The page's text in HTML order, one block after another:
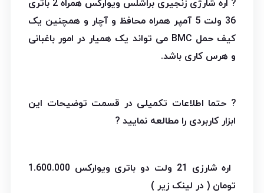
? اره شارژی زنجیری براشلس ویوارکس همراه 2 باتری
36 ولت 5 آمپر همراه محافظ و آچار و همچنین یک
کیف حمل BMC می تواند یک همیار در امور باغبانی
و هرس کاری باشد.
? حتما اطلاعات تکمیلی در قسمت توضیحات این
ابزار کاربردی را مطالعه نمایید ?
اره شارزی 21 ولت دو باتری ویوارکس 1.600.000
تومان ( در لینک زیر )